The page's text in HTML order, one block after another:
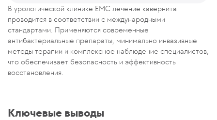
В урологической клинике ЕМС лечение кавернита
проводится в соответствии с международными
стандартами. Применяются современные
антибактериальные препараты, минимально инвазивные
методы терапии и комплексное наблюдение специалистов,
что обеспечивает безопасность и эффективность
восстановления.
Ключевые выводы